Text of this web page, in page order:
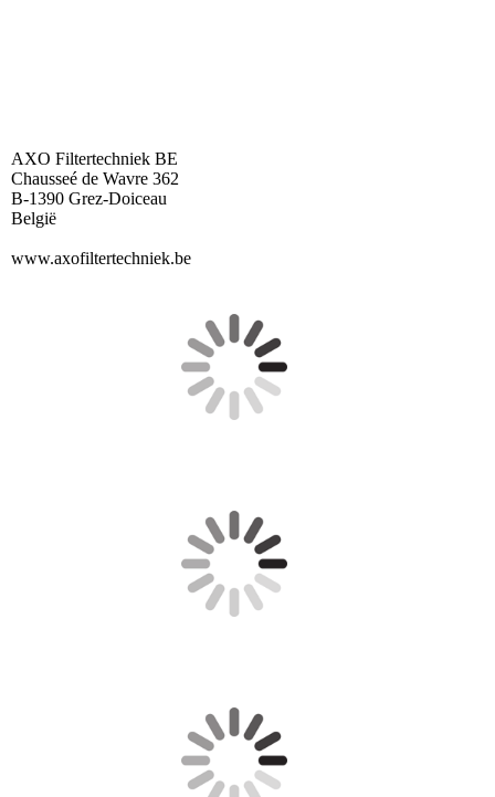
AXO Filtertechniek BE
Chausseé de Wavre 362
B-1390 Grez-Doiceau
België
www.axofiltertechniek.be